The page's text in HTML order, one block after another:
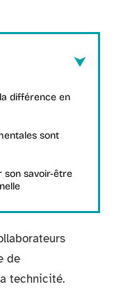
différence en
sont
son savoir-être
de
technicité.